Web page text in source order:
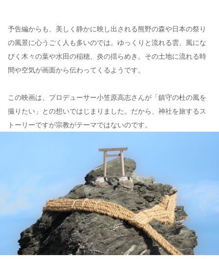
予告編からも、美しく静かに映し出される熊野の森や日本の祭り
の風景に心うごく人も多いのでは。ゆっくりと流れる雲、風にな
びく木々の葉や水田の稲穂、炎の揺らめき。その土地に流れる時
間や空気が画面から伝わってくるようです。
この映画は、プロデューサー小笠原高志さんが「鎮守の杜の風を
撮りたい」との想いではじまりました。だから、神社を旅するス
トーリーですが宗教がテーマではないのです。